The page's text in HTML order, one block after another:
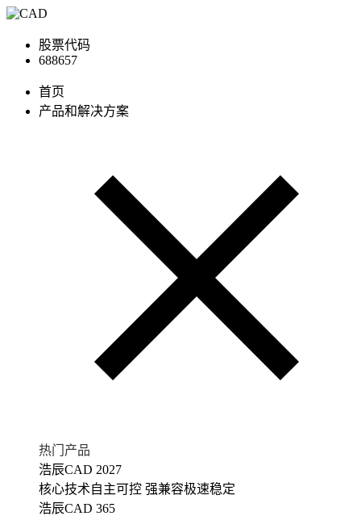
股票代码
688657
首页
产品和解决方案
热门产品
浩辰CAD 2027
核心技术自主可控 强兼容极速稳定
浩辰CAD 365